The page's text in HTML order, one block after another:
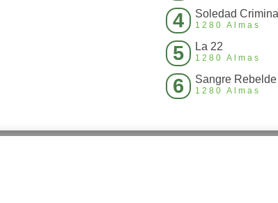
4 Soledad Criminal
1280 Almas
5 La 22
1280 Almas
6 Sangre Rebelde
1280 Almas